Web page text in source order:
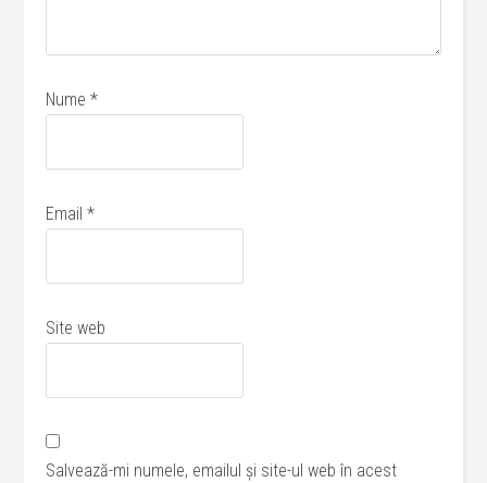
Nume*
Email*
Site web
Salvează-mi numele, emailul și site-ul web în acest